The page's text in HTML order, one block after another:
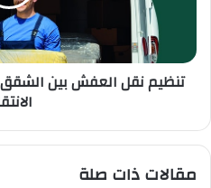
تنظيم نقل العفش بين
مقالات ذات صلة